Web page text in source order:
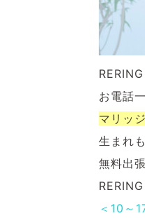
お電話
マリッ
生まれ
無料出
＜10～